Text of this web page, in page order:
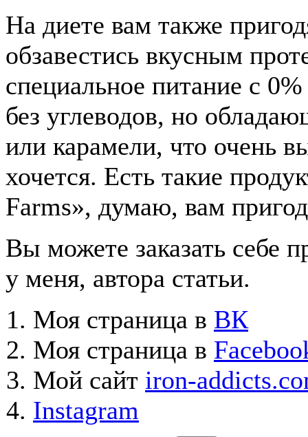
На диете вам также
обзавестись вкусным
специальное питание с
без углеводов, но
или карамели, что очень
хочется. Есть такие
Farms», думаю, вам
Вы можете заказать себе
у меня, автора статьи.
Моя страница в ВК
Моя страница в
Мой сайт iron-
Instagram